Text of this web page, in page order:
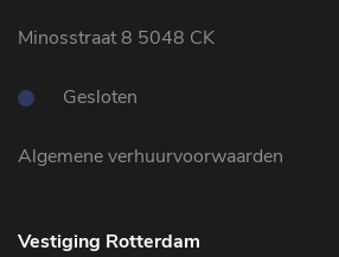
Minosstraat 8 5048 CK
Gesloten
Algemene verhuurvoorwaarden
Vestiging Rotterdam